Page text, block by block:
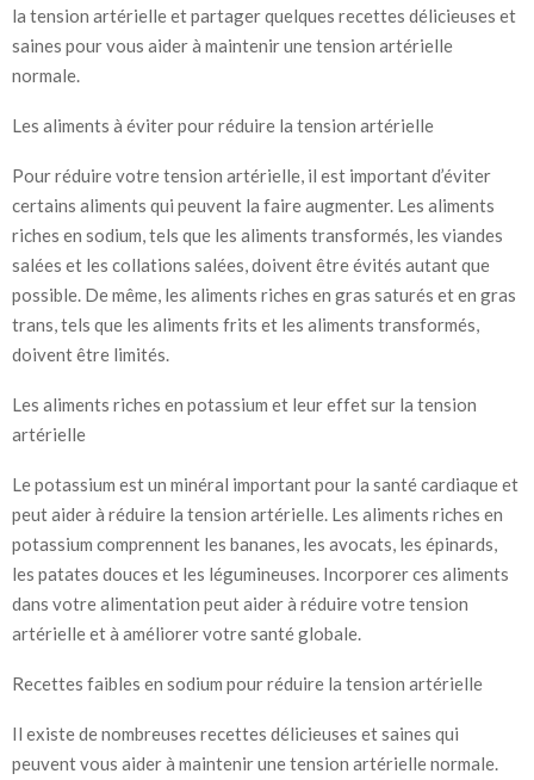
la tension artérielle et partager quelques recettes délicieuses et
saines pour vous aider à maintenir une tension artérielle
normale.
Les aliments à éviter pour réduire la tension artérielle
Pour réduire votre tension artérielle, il est important d’éviter
certains aliments qui peuvent la faire augmenter. Les aliments
riches en sodium, tels que les aliments transformés, les viandes
salées et les collations salées, doivent être évités autant que
possible. De même, les aliments riches en gras saturés et en gras
trans, tels que les aliments frits et les aliments transformés,
doivent être limités.
Les aliments riches en potassium et leur effet sur la tension
artérielle
Le potassium est un minéral important pour la santé cardiaque et
peut aider à réduire la tension artérielle. Les aliments riches en
potassium comprennent les bananes, les avocats, les épinards,
les patates douces et les légumineuses. Incorporer ces aliments
dans votre alimentation peut aider à réduire votre tension
artérielle et à améliorer votre santé globale.
Recettes faibles en sodium pour réduire la tension artérielle
Il existe de nombreuses recettes délicieuses et saines qui
peuvent vous aider à maintenir une tension artérielle normale.